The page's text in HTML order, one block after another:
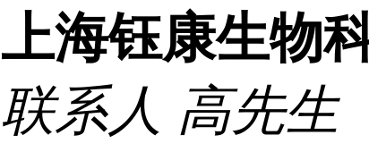
上海钰康生物
联系人 高先生